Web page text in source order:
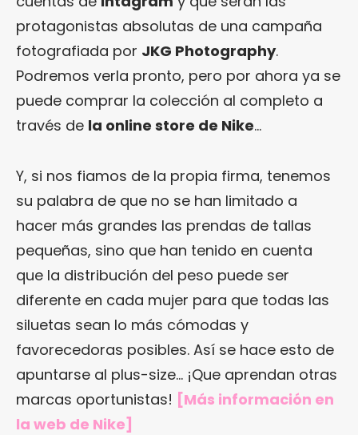
protagonistas absolutas de una campaña
fotografiada por JKG Photography.
Podremos verla pronto, pero por ahora ya se
puede comprar la colección al completo a
través de la online store de Nike…
Y, si nos fiamos de la propia firma, tenemos
su palabra de que no se han limitado a
hacer más grandes las prendas de tallas
pequeñas, sino que han tenido en cuenta
que la distribución del peso puede ser
diferente en cada mujer para que todas las
siluetas sean lo más cómodas y
favorecedoras posibles. Así se hace esto de
apuntarse al plus-size… ¡Que aprendan otras
marcas oportunistas! [Más información en
la web de Nike]